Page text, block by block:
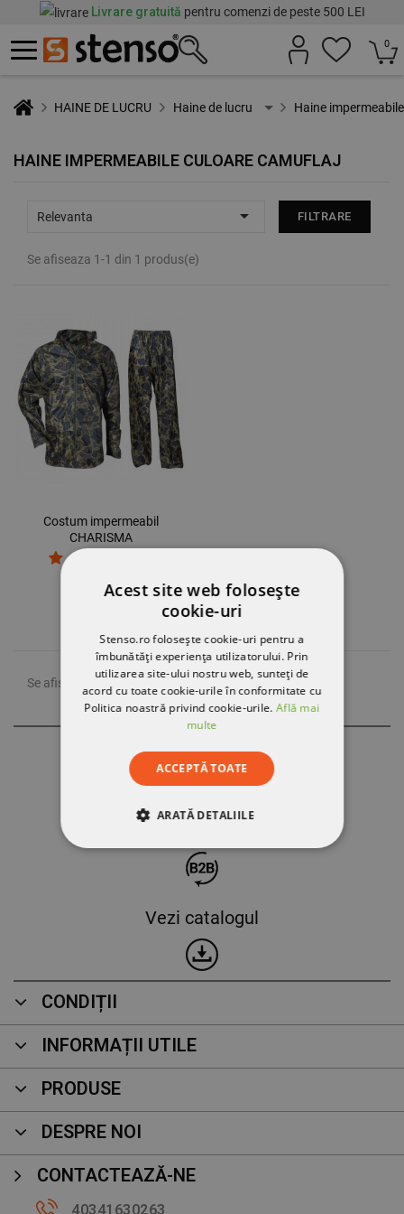
Livrare gratuită pentru comenzi de peste 500 LEI
0
HAINE DE LUCRU Haine de lucru Haine impermeabile
HAINE IMPERMEABILE CULOARE CAMUFLAJ
Relevanta  FILTRARE
Se afiseaza 1-1 din 1 produs(e)
Costum impermeabil
CHARISMA
CAMOUFLAGE
Se afiseaza 1-1 din 1 produs(e)
Abonament
Vezi catalogul
CONDIȚII
INFORMAȚII UTILE
PRODUSE
DESPRE NOI
CONTACTEAZĂ-NE
40341630263
Acest site web folosește
cookie-uri
Stenso.ro folosește cookie-uri pentru a
îmbunătăți experiența utilizatorului. Prin
utilizarea site-ului nostru web, sunteți de
acord cu toate cookie-urile în conformitate cu
Politica noastră privind cookie-urile.Află mai
multe
ACCEPTĂ TOATE
ARATĂ DETALIILE
STRICT NECESARE
DE TARGETARE
DE FUNCŢIONALITATE
NECLASIFICATE